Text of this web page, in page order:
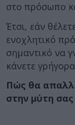
στο πρόσωπο
Έτσι, εάν
ενοχλητικό
σημαντικό να
κάνετε
Πώς θα
στην μύτη σας